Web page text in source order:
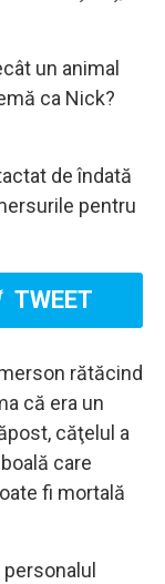
un animal
ca Nick?
de îndată
pentru
TWEET
rătăcind
că era un
căţelul a
care
fi mortală